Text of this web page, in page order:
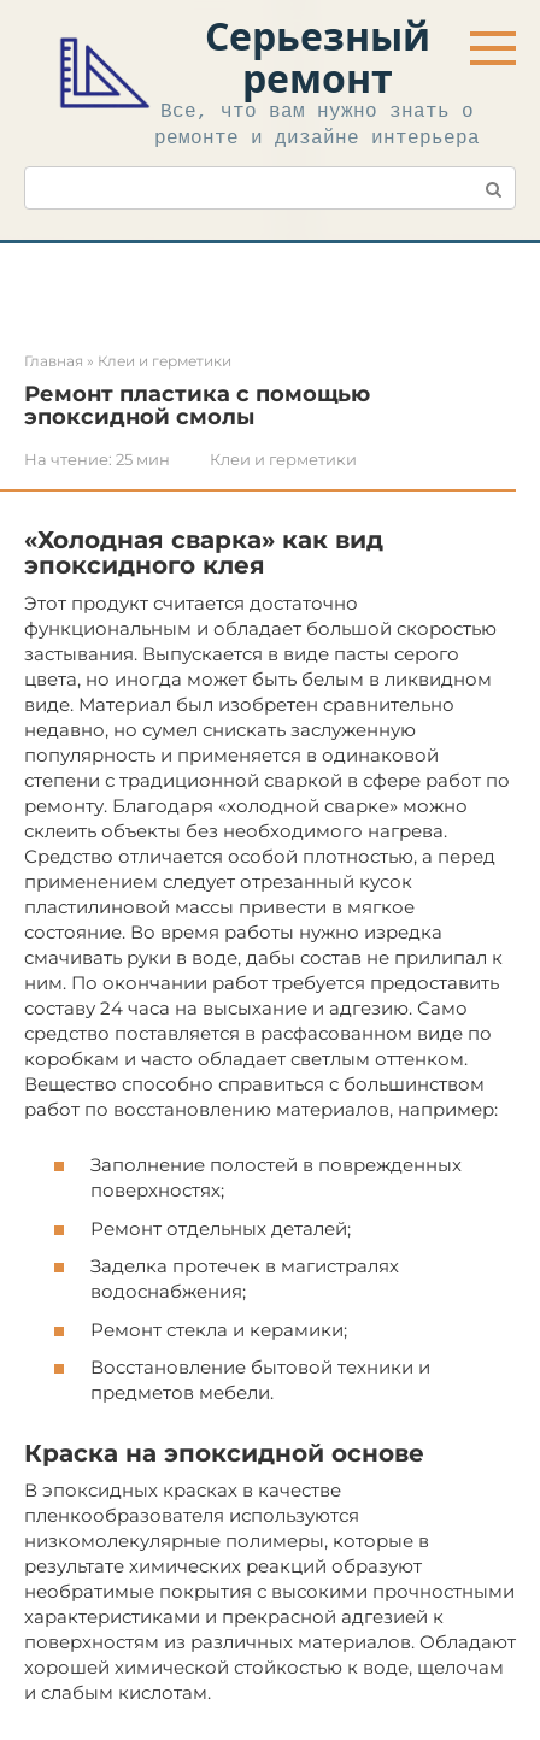
контенту
Серьезный
ремонт
Все, что вам нужно знать о
ремонте и дизайне интерьера
Поиск:
Главная » Клеи и герметики
Ремонт пластика с помощью
эпоксидной смолы
На чтение: 25 мин Клеи и герметики
«Холодная сварка» как вид
эпоксидного клея
Этот продукт считается достаточно
функциональным и обладает большой скоростью
застывания. Выпускается в виде пасты серого
цвета, но иногда может быть белым в ликвидном
виде. Материал был изобретен сравнительно
недавно, но сумел снискать заслуженную
популярность и применяется в одинаковой
степени с традиционной сваркой в сфере работ по
ремонту. Благодаря «холодной сварке» можно
склеить объекты без необходимого нагрева.
Средство отличается особой плотностью, а перед
применением следует отрезанный кусок
пластилиновой массы привести в мягкое
состояние. Во время работы нужно изредка
смачивать руки в воде, дабы состав не прилипал к
ним. По окончании работ требуется предоставить
составу 24 часа на высыхание и адгезию. Само
средство поставляется в расфасованном виде по
коробкам и часто обладает светлым оттенком.
Вещество способно справиться с большинством
работ по восстановлению материалов, например:
Заполнение полостей в поврежденных
поверхностях;
Ремонт отдельных деталей;
Заделка протечек в магистралях
водоснабжения;
Ремонт стекла и керамики;
Восстановление бытовой техники и
предметов мебели.
Краска на эпоксидной основе
В эпоксидных красках в качестве
пленкообразователя используются
низкомолекулярные полимеры, которые в
результате химических реакций образуют
необратимые покрытия с высокими прочностными
характеристиками и прекрасной адгезией к
поверхностям из различных материалов. Обладают
хорошей химической стойкостью к воде, щелочам
и слабым кислотам.